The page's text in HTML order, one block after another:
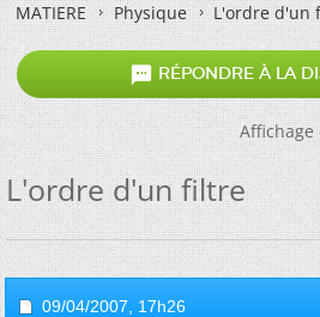
MATIERE
Physique L'ordre d'un
 RÉPONDRE À LA
Affichage
L'ordre d'un filtre
09/04/2007, 17h26